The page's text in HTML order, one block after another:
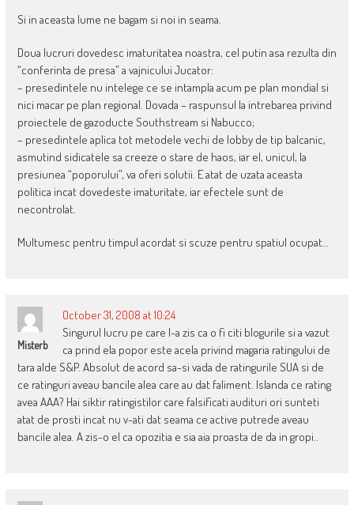
Si in aceasta lume ne bagam si noi in seama.
Doua lucruri dovedesc imaturitatea noastra, cel putin asa rezulta din
“conferinta de presa” a vajnicului Jucator:
– presedintele nu intelege ce se intampla acum pe plan mondial si
nici macar pe plan regional. Dovada – raspunsul la intrebarea privind
proiectele de gazoducte Southstream si Nabucco;
– presedintele aplica tot metodele vechi de lobby de tip balcanic,
asmutind sidicatele sa creeze o stare de haos, iar el, unicul, la
presiunea “poporului”, va oferi solutii. E atat de uzata aceasta
politica incat dovedeste imaturitate, iar efectele sunt de
necontrolat.
Multumesc pentru timpul acordat si scuze pentru spatiul ocupat…
Misterb
October 31, 2008 at 10:24
Singurul lucru pe care l-a zis ca o fi citi blogurile si a vazut
ca prind ela popor este acela privind magaria ratingului de
tara alde S&P. Absolut de acord sa-si vada de ratingurile SUA si de
ce ratinguri aveau bancile alea care au dat faliment. Islanda ce rating
avea AAA? Hai siktir ratingistilor care falsificati audituri ori sunteti
atat de prosti incat nu v-ati dat seama ce active putrede aveau
bancile alea. A zis-o el ca opozitia e sia aia proasta de da in gropi..